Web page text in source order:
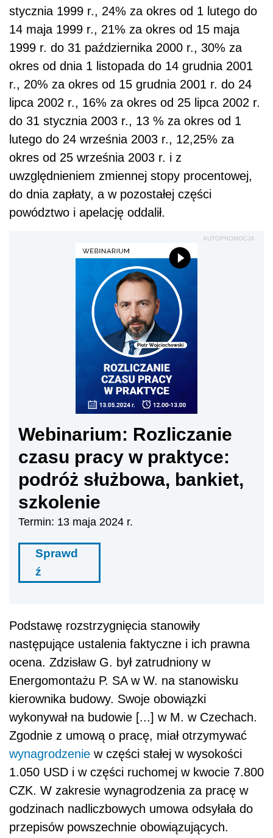
stycznia 1999 r., 24% za okres od 1 lutego do
14 maja 1999 r., 21% za okres od 15 maja
1999 r. do 31 października 2000 r., 30% za
okres od dnia 1 listopada do 14 grudnia 2001
r., 20% za okres od 15 grudnia 2001 r. do 24
lipca 2002 r., 16% za okres od 25 lipca 2002 r.
do 31 stycznia 2003 r., 13 % za okres od 1
lutego do 24 września 2003 r., 12,25% za
okres od 25 września 2003 r. i z
uwzględnieniem zmiennej stopy procentowej,
do dnia zapłaty, a w pozostałej części
powództwo i apelację oddalił.
AUTOPROMOCJA
Webinarium: Rozliczanie
czasu pracy w praktyce:
podróż służbowa, bankiet,
szkolenie
Termin: 13 maja 2024 r.
Sprawd
ź
Podstawę rozstrzygnięcia stanowiły
następujące ustalenia faktyczne i ich prawna
ocena. Zdzisław G. był zatrudniony w
Energomontażu P. SA w W. na stanowisku
kierownika budowy. Swoje obowiązki
wykonywał na budowie [...] w M. w Czechach.
Zgodnie z umową o pracę, miał otrzymywać
wynagrodzenie w części stałej w wysokości
1.050 USD i w części ruchomej w kwocie 7.800
CZK. W zakresie wynagrodzenia za pracę w
godzinach nadliczbowych umowa odsyłała do
przepisów powszechnie obowiązujących.